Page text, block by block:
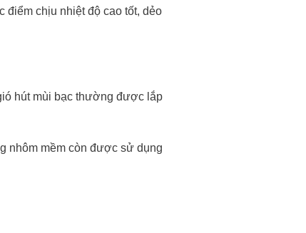
điểm chịu nhiệt độ cao tốt, dẻo
hút mùi bạc thường được lắp
nhôm mềm còn được sử dụng